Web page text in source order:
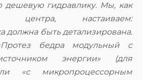
дешевую гидравлику. Мы, как
центра, настаиваем:
должна быть детализирована.
бедра модульный с
энергии» (для
«с микропроцессорным